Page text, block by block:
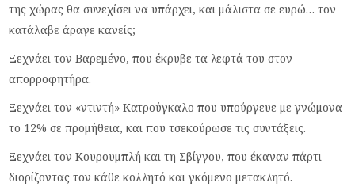
της χώρας θα συνεχίσει να υπάρχει, και μάλιστα σε ευρώ… τον
κατάλαβε άραγε κανείς;
Ξεχνάει τον Βαρεμένο, που έκρυβε τα λεφτά του στον
απορροφητήρα.
Ξεχνάει τον «ντιντή» Κατρούγκαλο που υπούργευε με γνώμονα
το 12% σε προμήθεια, και που τσεκούρωσε τις συντάξεις.
Ξεχνάει τον Κουρουμπλή και τη Σβίγγου, που έκαναν πάρτι
διορίζοντας τον κάθε κολλητό και γκόμενο μετακλητό.